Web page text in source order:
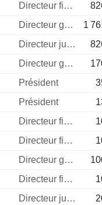
Directeur financier
Directeur general
1
Directeur juridique
Directeur general
Président
Président
Directeur financier
Directeur financier
Directeur general
Directeur financier
Directeur juridique